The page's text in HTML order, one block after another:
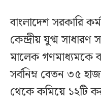
বাংলাদেশ সরকারি
কেন্দ্রীয় যুগ্ম
মালেক গণমাধ্যমকে
সর্বনিম্ন বেতন ৩৫
থেকে কমিয়ে ১২টি